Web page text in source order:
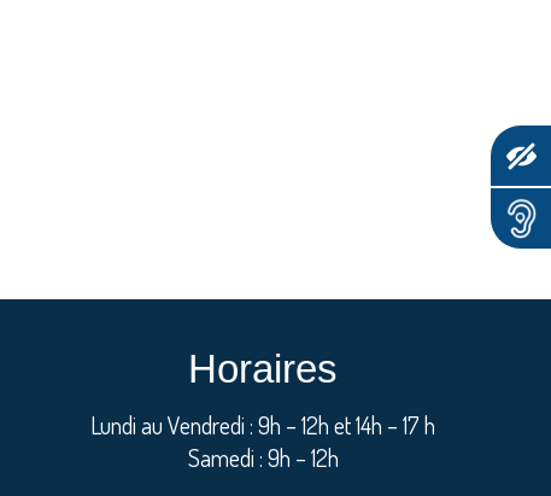
Horaires
Lundi au Vendredi : 9h – 12h et 14h – 17 h
Samedi : 9h – 12h